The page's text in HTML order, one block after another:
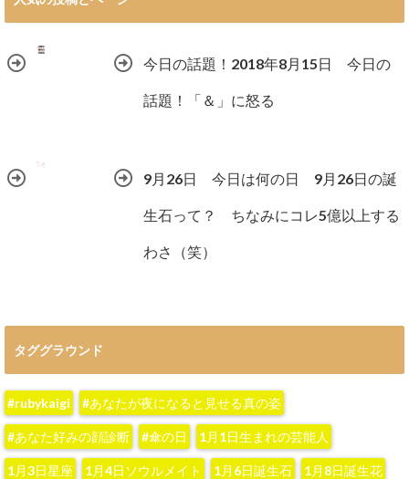
今日の話題！2018年8月15日 今日の
話題！「＆」に怒る
9月26日 今日は何の日 9月26日の誕
生石って？ ちなみにコレ5億以上する
わさ（笑）
タググラウンド
#rubykaigi #あなたが夜になると見せる真の姿
#あなた好みの顔診断 #傘の日 1月1日生まれの芸能人
1月3日星座 1月4日ソウルメイト 1月6日誕生石 1月8日誕生花